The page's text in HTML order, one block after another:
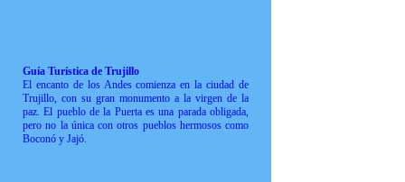
Guía Turística de Trujillo
El encanto de los Andes comienza en la ciudad de
Trujillo, con su gran monumento a la virgen de la
paz. El pueblo de la Puerta es una parada obligada,
pero no la única con otros pueblos hermosos como
Boconó y Jajó.